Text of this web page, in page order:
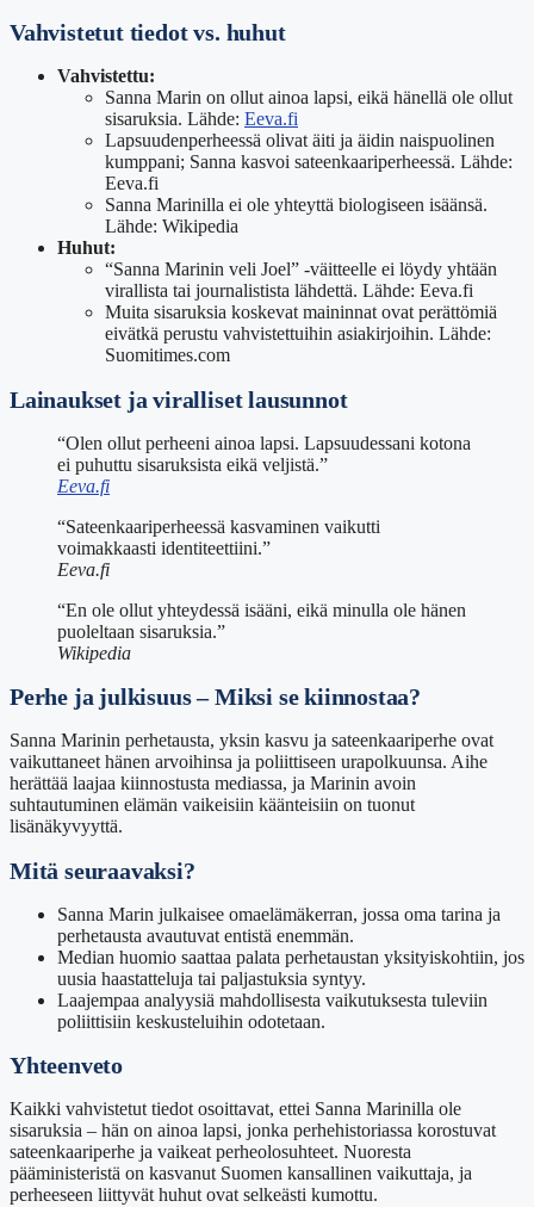
Vahvistetut tiedot vs. huhut
Vahvistettu:
Sanna Marin on ollut ainoa lapsi, eikä hänellä ole ollut
sisaruksia. Lähde: Eeva.fi
Lapsuudenperheessä olivat äiti ja äidin naispuolinen
kumppani; Sanna kasvoi sateenkaariperheessä. Lähde:
Eeva.fi
Sanna Marinilla ei ole yhteyttä biologiseen isäänsä.
Lähde: Wikipedia
Huhut:
“Sanna Marinin veli Joel” -väitteelle ei löydy yhtään
virallista tai journalistista lähdettä. Lähde: Eeva.fi
Muita sisaruksia koskevat maininnat ovat perättömiä
eivätkä perustu vahvistettuihin asiakirjoihin. Lähde:
Suomitimes.com
Lainaukset ja viralliset lausunnot
“Olen ollut perheeni ainoa lapsi. Lapsuudessani kotona
ei puhuttu sisaruksista eikä veljistä.”
Eeva.fi
“Sateenkaariperheessä kasvaminen vaikutti
voimakkaasti identiteettiini.”
Eeva.fi
“En ole ollut yhteydessä isääni, eikä minulla ole hänen
puoleltaan sisaruksia.”
Wikipedia
Perhe ja julkisuus – Miksi se kiinnostaa?
Sanna Marinin perhetausta, yksin kasvu ja sateenkaariperhe ovat
vaikuttaneet hänen arvoihinsa ja poliittiseen urapolkuunsa. Aihe
herättää laajaa kiinnostusta mediassa, ja Marinin avoin
suhtautuminen elämän vaikeisiin käänteisiin on tuonut
lisänäkyvyyttä.
Mitä seuraavaksi?
Sanna Marin julkaisee omaelämäkerran, jossa oma tarina ja
perhetausta avautuvat entistä enemmän.
Median huomio saattaa palata perhetaustan yksityiskohtiin, jos
uusia haastatteluja tai paljastuksia syntyy.
Laajempaa analyysiä mahdollisesta vaikutuksesta tuleviin
poliittisiin keskusteluihin odotetaan.
Yhteenveto
Kaikki vahvistetut tiedot osoittavat, ettei Sanna Marinilla ole
sisaruksia – hän on ainoa lapsi, jonka perhehistoriassa korostuvat
sateenkaariperhe ja vaikeat perheolosuhteet. Nuoresta
pääministeristä on kasvanut Suomen kansallinen vaikuttaja, ja
perheeseen liittyvät huhut ovat selkeästi kumottu.